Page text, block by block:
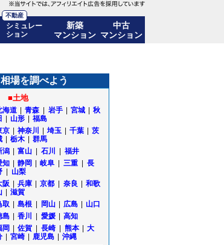
不動産
シミュレー
ション
新築
マンション
中古
マンション
千代市場を調べよう
■土地
海道 青森 岩手 宮城
秋
山形 福島
京 神奈川 埼玉 千葉
茨
栃木 群馬
潟 富山 石川 福井
知 静岡 岐阜 三重
長
山梨
阪 兵庫 京都 奈良
和歌
滋賀
取 島根 岡山 広島 山口
島 香川 愛媛 高知
岡 佐賀 長崎 熊本
大
宮崎 鹿児島 沖縄